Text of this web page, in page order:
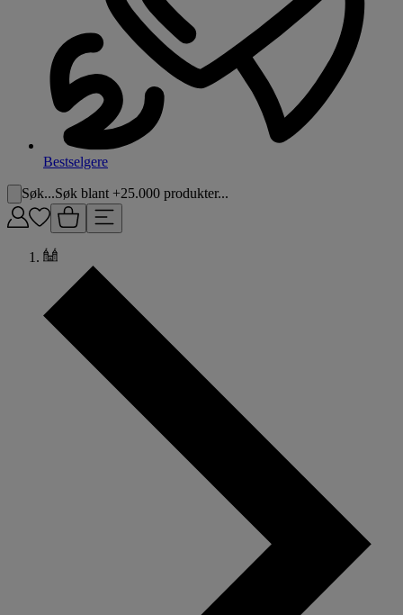
Bestselgere
Søk...Søk blant +25.000 produkter...